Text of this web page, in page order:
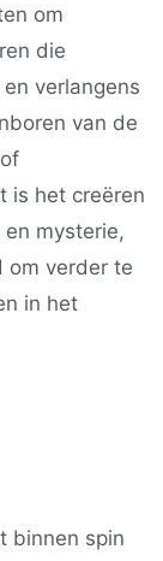
om
die
verlangens
van de
is het creëren
mysterie,
om verder te
in het
binnen spin